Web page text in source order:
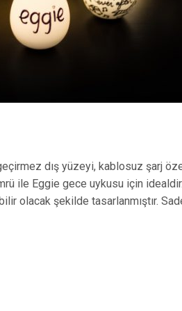
dış yüzeyi, kablosuz şarj
ile Eggie gece uykusu için
olacak şekilde tasarlanmıştır.